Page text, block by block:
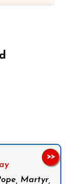
Martyr,
>>